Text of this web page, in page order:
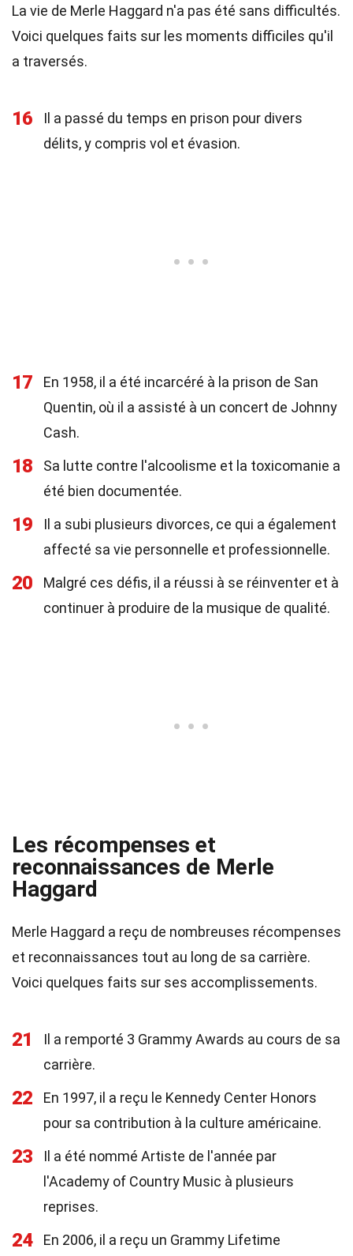
La vie de Merle Haggard n'a pas été sans difficultés.
Voici quelques faits sur les moments difficiles qu'il
a traversés.
16
Il a passé du temps en prison pour divers
délits, y compris vol et évasion.
17
En 1958, il a été incarcéré à la prison de San
Quentin, où il a assisté à un concert de Johnny
Cash.
18
Sa lutte contre l'alcoolisme et la toxicomanie a
été bien documentée.
19
Il a subi plusieurs divorces, ce qui a également
affecté sa vie personnelle et professionnelle.
20
Malgré ces défis, il a réussi à se réinventer et à
continuer à produire de la musique de qualité.
Les récompenses et
reconnaissances de Merle
Haggard
Merle Haggard a reçu de nombreuses récompenses
et reconnaissances tout au long de sa carrière.
Voici quelques faits sur ses accomplissements.
21
Il a remporté 3 Grammy Awards au cours de sa
carrière.
22
En 1997, il a reçu le Kennedy Center Honors
pour sa contribution à la culture américaine.
23
Il a été nommé Artiste de l'année par
l'Academy of Country Music à plusieurs
reprises.
24
En 2006, il a reçu un Grammy Lifetime